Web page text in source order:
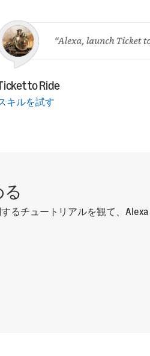
to Ride
キルを試す
チュートリアルを観て、